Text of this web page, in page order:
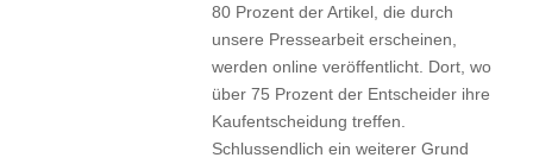
80 Prozent der Artikel, die durch
unsere Pressearbeit erscheinen,
werden online veröffentlicht. Dort, wo
über 75 Prozent der Entscheider ihre
Kaufentscheidung treffen.
Schlussendlich ein weiterer Grund